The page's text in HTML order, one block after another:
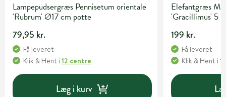
Lampepudsergræs Pennisetum orientale
'Rubrum' Ø17 cm potte
79,95 kr.
Få leveret
Klik & Hent i 12 centre
Læg i kurv
Elefantgræs
'Gracillimus' 5
199 kr.
Få leveret
Klik & Hent i